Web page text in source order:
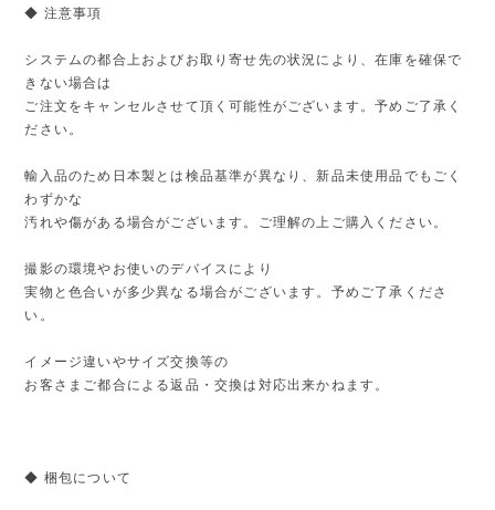
◆ 注意事項
システムの都合上およびお取り寄せ先の状況により、在庫を確保で
きない場合は
ご注文をキャンセルさせて頂く可能性がございます。予めご了承く
ださい。
輸入品のため日本製とは検品基準が異なり、新品未使用品でもごく
わずかな
汚れや傷がある場合がございます。ご理解の上ご購入ください。
撮影の環境やお使いのデバイスにより
実物と色合いが多少異なる場合がございます。予めご了承くださ
い。
イメージ違いやサイズ交換等の
お客さまご都合による返品・交換は対応出来かねます。
◆ 梱包について